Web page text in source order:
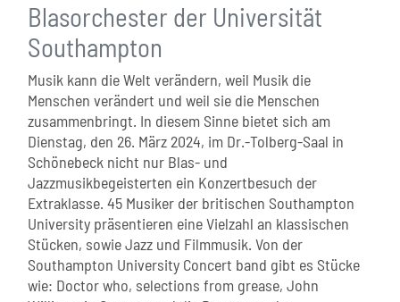
Blasorchester der Universität
Southampton
Musik kann die Welt verändern, weil Musik die
Menschen verändert und weil sie die Menschen
zusammenbringt. In diesem Sinne bietet sich am
Dienstag, den 26. März 2024, im Dr.-Tolberg-Saal in
Schönebeck nicht nur Blas- und
Jazzmusikbegeisterten ein Konzertbesuch der
Extraklasse. 45 Musiker der britischen Southampton
University präsentieren eine Vielzahl an klassischen
Stücken, sowie Jazz und Filmmusik. Von der
Southampton University Concert band gibt es Stücke
wie: Doctor who, selections from grease, John